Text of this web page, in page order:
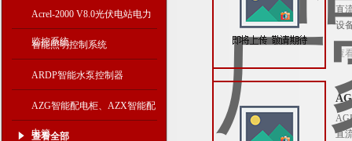
Acrel-2000 V8.0光伏电站电力
监控系统
智能照明控制系统
ARDP智能水泵控制器
AZG智能配电柜、AZX智能配
电箱
查看全部
直
设
查
直